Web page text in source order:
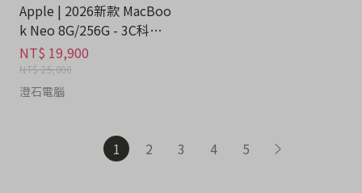
Apple | 2026新款 MacBoo
k Neo 8G/256G - 3C科技
分期
NT$ 19,900
NT$ 25,000
澄石電腦
1 2 3 4 5